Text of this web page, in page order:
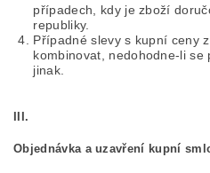
případech, kdy je zboží
republiky.
Případné slevy s kupní ceny
kombinovat, nedohodne-li
jinak.
III.
Objednávka a uzavření kupní